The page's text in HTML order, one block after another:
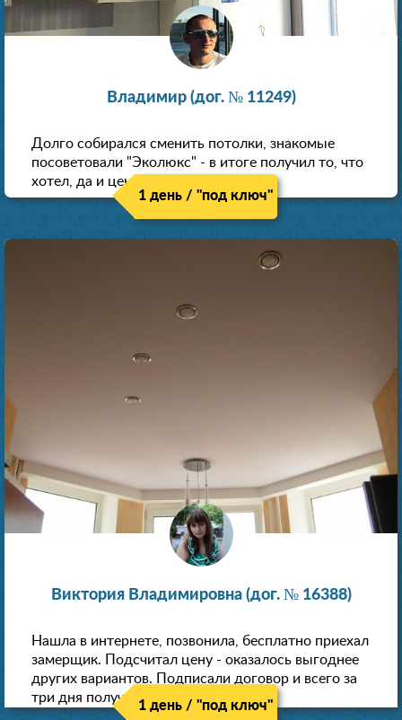
Владимир (дог. № 11249)
Долго собирался сменить потолки, знакомые
посоветовали "Эколюкс" - в итоге получил то, что
хотел, да и цена нормальная.
1 день / "под ключ"
Виктория Владимировна (дог. № 16388)
Нашла в интернете, позвонила, бесплатно приехал
замерщик. Подсчитал цену - оказалось выгоднее
других вариантов. Подписали договор и всего за
три дня получили новые потолки!
1 день / "под ключ"